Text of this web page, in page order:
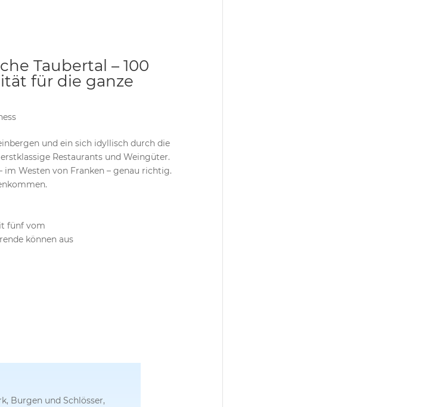
Taubertal – 100
für die ganze
und ein sich idyllisch durch die
Restaurants und Weingüter.
im Westen von Franken – genau richtig.
fünf vom
können aus
Burgen und Schlösser,